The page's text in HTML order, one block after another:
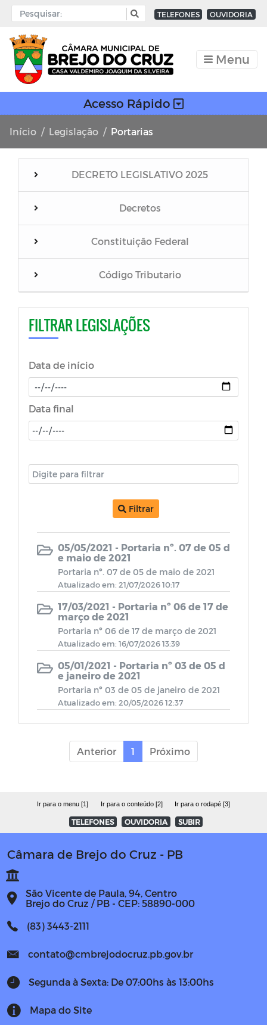
TELEFONES OUVIDORIA
Menu
Acesso Rápido
Início Legislação Portarias
DECRETO LEGISLATIVO 2025
Decretos
Constituição Federal
Código Tributario
AUTÓGRAFOS 2023
EMENDA A LEI ORGÂNICA MUNICIPAL
AUTOGRAFOS 2024
Portarias
Regime Jurídico
Leis Complementares
Leis Municipais
Regimento Interno
Plano de Cargos e Carreiras
Decreto Legislativo
Resolução
PLANO DE CARGOS, CARREIRA E
Leis Orgânicas
FILTRAR LEGISLAÇÕES
Data de início
Data final
Filtrar
05/05/2021 - Portaria nº. 07 de 05 d
e maio de 2021
Portaria nº. 07 de 05 de maio de 2021
Atualizado em: 21/07/2026 10:17
17/03/2021 - Portaria nº 06 de 17 de
março de 2021
Portaria nº 06 de 17 de março de 2021
Atualizado em: 16/07/2026 13:39
05/01/2021 - Portaria nº 03 de 05 d
e janeiro de 2021
Portaria nº 03 de 05 de janeiro de 2021
Atualizado em: 20/05/2026 12:37
Anterior 1 Próximo
Ir para o menu [1] Ir para o conteúdo [2] Ir para o rodapé [3]
TELEFONES OUVIDORIA SUBIR
Câmara de Brejo do Cruz - PB
São Vicente de Paula, 94, Centro
Brejo do Cruz / PB - CEP: 58890-000
(83) 3443-2111
contato@cmbrejodocruz.pb.gov.br
Segunda à Sexta: De 07:00hs às 13:00hs
Mapa do Site